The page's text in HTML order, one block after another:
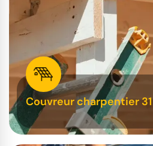
Couvreur charpentier 31